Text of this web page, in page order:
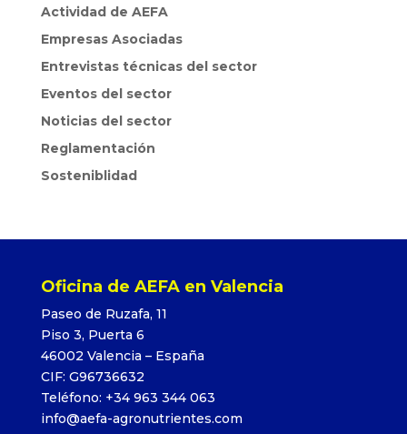
Actividad de AEFA
Empresas Asociadas
Entrevistas técnicas del sector
Eventos del sector
Noticias del sector
Reglamentación
Sosteniblidad
Oficina de AEFA en Valencia
Paseo de Ruzafa, 11
Piso 3, Puerta 6
46002 Valencia – España
CIF: G96736632
Teléfono: +34 963 344 063
info@aefa-agronutrientes.com